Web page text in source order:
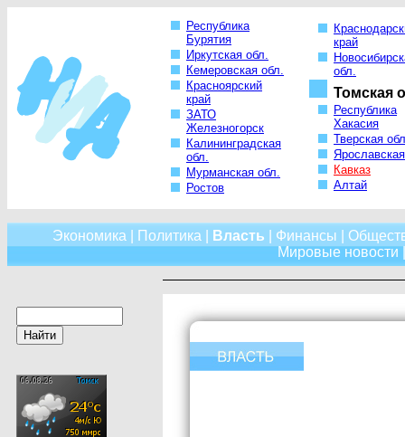
Республика
Бурятия
Иркутская обл.
Кемеровская обл.
Красноярский
край
ЗАТО
Железногорск
Калининградская
обл.
Мурманская обл.
Ростов
край
обл.
Томская
Республика
Хакасия
Тверская
Кавказ
Алтай
Экономика Политика Власть Финансы
Мировые новости